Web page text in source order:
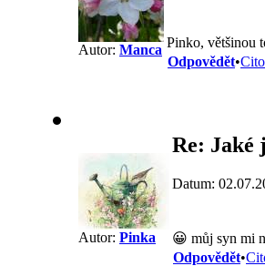
Autor: Manca Pinko, většinou
Odpovědět•
Autor: Pinka
Re: Jaké
Datum:
😀 můj syn mi
Odpovědět•